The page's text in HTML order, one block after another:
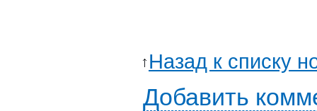
Назад к списку
Добавить